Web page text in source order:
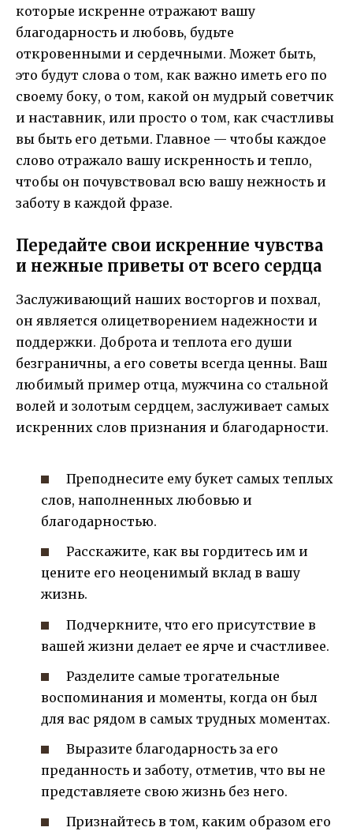
которые искренне отражают вашу
благодарность и любовь, будьте
откровенными и сердечными. Может быть,
это будут слова о том, как важно иметь его по
своему боку, о том, какой он мудрый советчик
и наставник, или просто о том, как счастливы
вы быть его детьми. Главное — чтобы каждое
слово отражало вашу искренность и тепло,
чтобы он почувствовал всю вашу нежность и
заботу в каждой фразе.
Передайте свои искренние чувства
и нежные приветы от всего сердца
Заслуживающий наших восторгов и похвал,
он является олицетворением надежности и
поддержки. Доброта и теплота его души
безграничны, а его советы всегда ценны. Ваш
любимый пример отца, мужчина со стальной
волей и золотым сердцем, заслуживает самых
искренних слов признания и благодарности.
Преподнесите ему букет самых теплых
слов, наполненных любовью и
благодарностью.
Расскажите, как вы гордитесь им и
цените его неоценимый вклад в вашу
жизнь.
Подчеркните, что его присутствие в
вашей жизни делает ее ярче и счастливее.
Разделите самые трогательные
воспоминания и моменты, когда он был
для вас рядом в самых трудных моментах.
Выразите благодарность за его
преданность и заботу, отметив, что вы не
представляете свою жизнь без него.
Признайтесь в том, каким образом его